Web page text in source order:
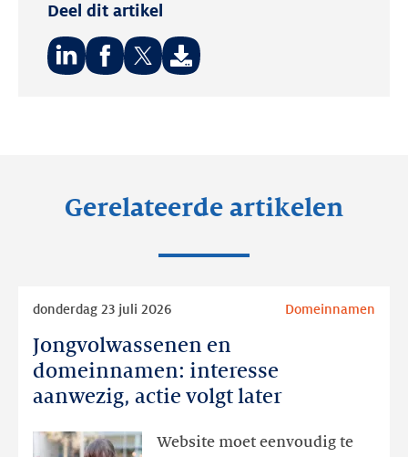
Deel dit artikel
Gerelateerde artikelen
Jongvolwassenen en
domeinnamen: interesse
aanwezig, actie volgt later
donderdag 23 juli 2026 Domeinnamen
Website moet eenvoudig te
Jongvolwassenen
aanwezig,